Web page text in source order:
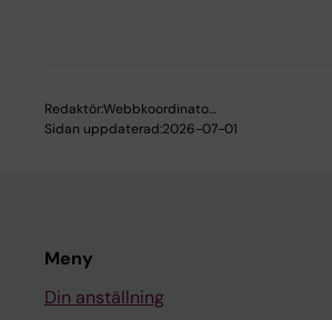
Redaktör:Webbkoordinato…
Sidan uppdaterad:2026-07-01
Meny
Din anställning